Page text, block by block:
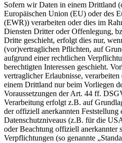
Sofern wir Daten in einem Drittland
Europäischen Union (EU) oder des
(EWR)) verarbeiten oder dies im
Diensten Dritter oder Offenlegung,
Dritte geschieht, erfolgt dies nur,
(vor)vertraglichen Pflichten, auf
aufgrund einer rechtlichen
berechtigten Interessen geschieht.
vertraglicher Erlaubnisse,
einem Drittland nur beim Vorliegen
Voraussetzungen der Art. 44 ff.
Verarbeitung erfolgt z.B. auf
der offiziell anerkannten Feststellung
Datenschutzniveaus (z.B. für die
oder Beachtung offiziell anerkannter
Verpflichtungen (so genannte